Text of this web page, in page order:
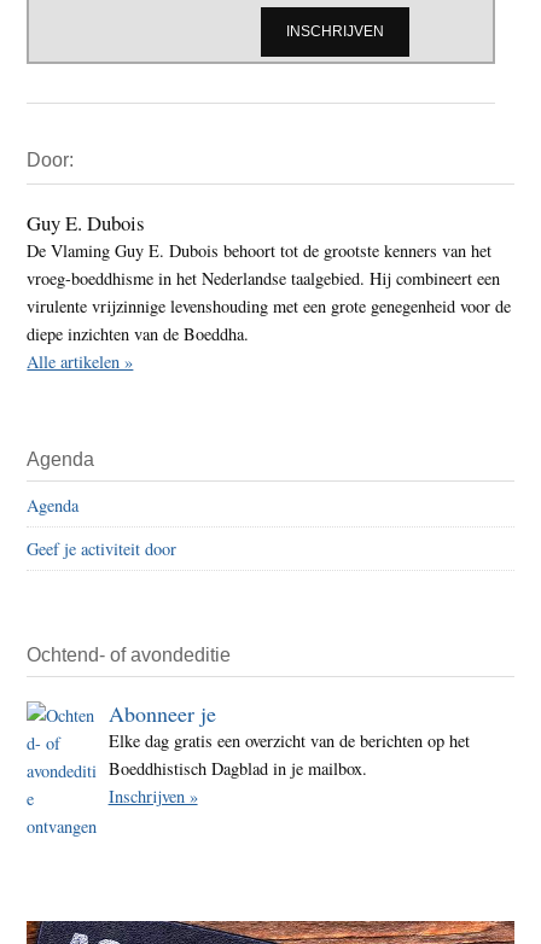
Sidebar
Door:
Guy E. Dubois
De Vlaming Guy E. Dubois behoort tot de grootste kenners van het
vroeg-boeddhisme in het Nederlandse taalgebied. Hij combineert een
virulente vrijzinnige levenshouding met een grote genegenheid voor de
diepe inzichten van de Boeddha.
Alle artikelen »
Agenda
Agenda
Geef je activiteit door
Ochtend- of avondeditie
Abonneer je
Elke dag gratis een overzicht van de berichten op het
Boeddhistisch Dagblad in je mailbox.
Inschrijven »